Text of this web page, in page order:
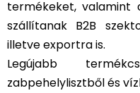
termékeket, valamint
szállítanak B2B
illetve exportra is.
Legújabb
zabpehelylisztből és